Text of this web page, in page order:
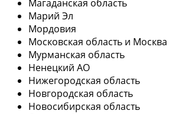
Магаданская область
Марий Эл
Мордовия
Московская область и Москва
Мурманская область
Ненецкий АО
Нижегородская область
Новгородская область
Новосибирская область